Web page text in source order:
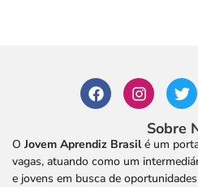
Sobre
O Jovem Aprendiz Brasilé um
vagas, atuando como um
e jovens em busca de